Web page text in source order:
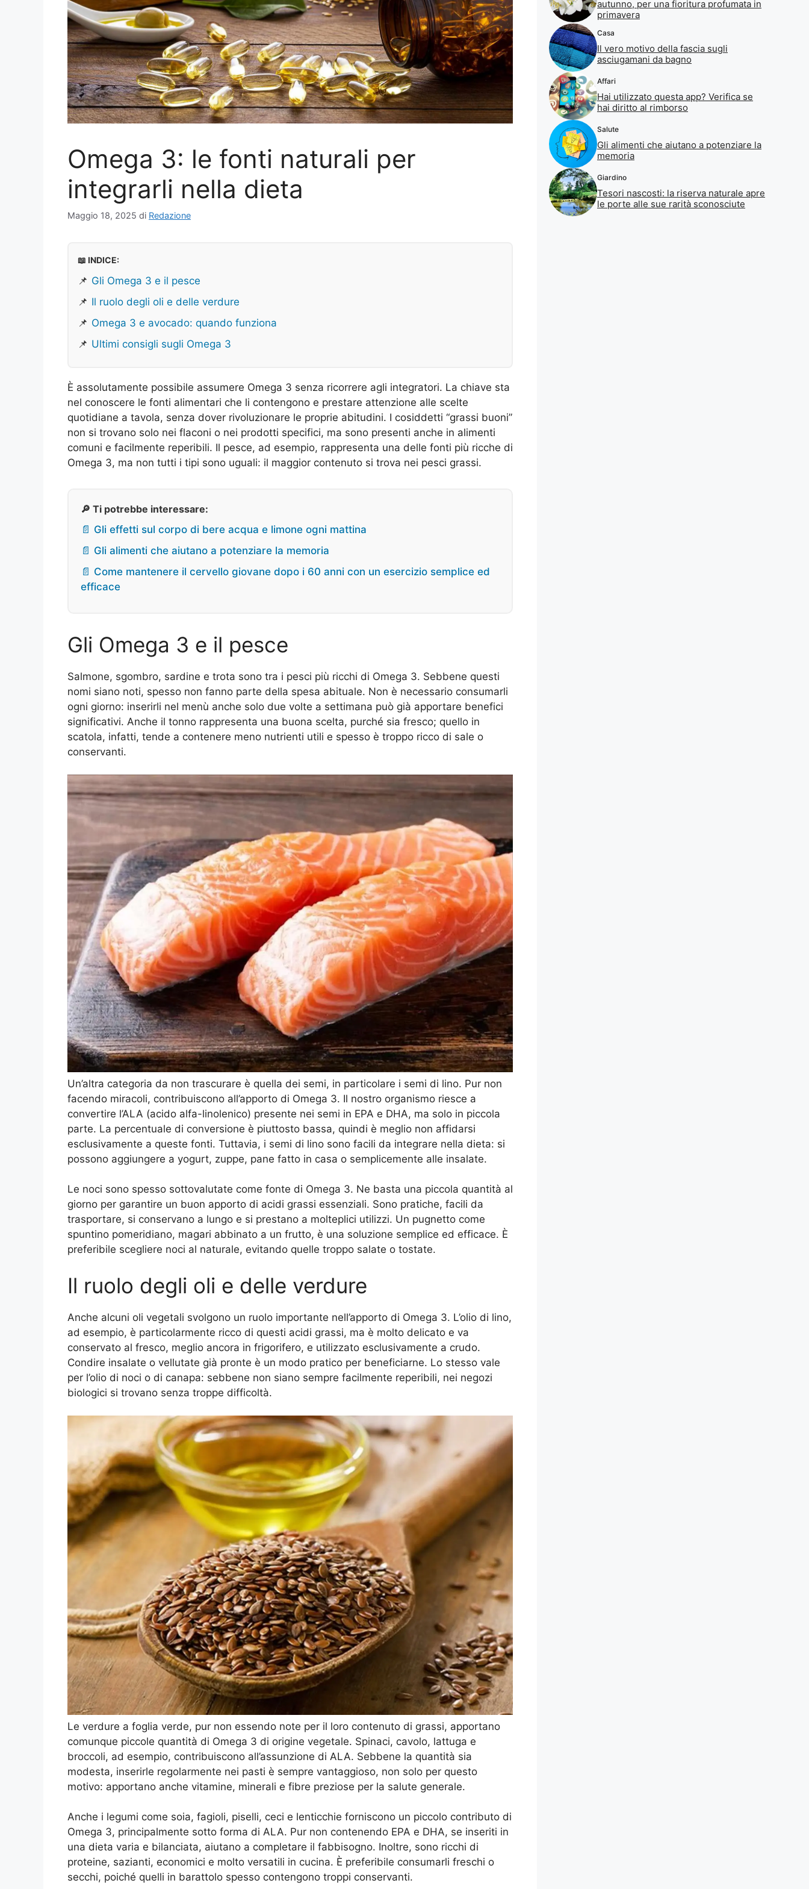
Omega 3: le fonti naturali per
integrarli nella dieta
Maggio 18, 2025 di Redazione
📖 INDICE:
📌 Gli Omega 3 e il pesce
📌 Il ruolo degli oli e delle verdure
📌 Omega 3 e avocado: quando funziona
📌 Ultimi consigli sugli Omega 3
È assolutamente possibile assumere Omega 3 senza ricorrere agli integratori. La chiave sta
nel conoscere le fonti alimentari che li contengono e prestare attenzione alle scelte
quotidiane a tavola, senza dover rivoluzionare le proprie abitudini. I cosiddetti “grassi buoni”
non si trovano solo nei flaconi o nei prodotti specifici, ma sono presenti anche in alimenti
comuni e facilmente reperibili. Il pesce, ad esempio, rappresenta una delle fonti più ricche di
Omega 3, ma non tutti i tipi sono uguali: il maggior contenuto si trova nei pesci grassi.
🔎 Ti potrebbe interessare:
📄 Gli effetti sul corpo di bere acqua e limone ogni mattina
📄 Gli alimenti che aiutano a potenziare la memoria
📄 Come mantenere il cervello giovane dopo i 60 anni con un esercizio semplice ed
efficace
Gli Omega 3 e il pesce
Salmone, sgombro, sardine e trota sono tra i pesci più ricchi di Omega 3. Sebbene questi
nomi siano noti, spesso non fanno parte della spesa abituale. Non è necessario consumarli
ogni giorno: inserirli nel menù anche solo due volte a settimana può già apportare benefici
significativi. Anche il tonno rappresenta una buona scelta, purché sia fresco; quello in
scatola, infatti, tende a contenere meno nutrienti utili e spesso è troppo ricco di sale o
conservanti.
Un’altra categoria da non trascurare è quella dei semi, in particolare i semi di lino. Pur non
facendo miracoli, contribuiscono all’apporto di Omega 3. Il nostro organismo riesce a
convertire l’ALA (acido alfa-linolenico) presente nei semi in EPA e DHA, ma solo in piccola
parte. La percentuale di conversione è piuttosto bassa, quindi è meglio non affidarsi
esclusivamente a queste fonti. Tuttavia, i semi di lino sono facili da integrare nella dieta: si
possono aggiungere a yogurt, zuppe, pane fatto in casa o semplicemente alle insalate.
Le noci sono spesso sottovalutate come fonte di Omega 3. Ne basta una piccola quantità al
giorno per garantire un buon apporto di acidi grassi essenziali. Sono pratiche, facili da
trasportare, si conservano a lungo e si prestano a molteplici utilizzi. Un pugnetto come
spuntino pomeridiano, magari abbinato a un frutto, è una soluzione semplice ed efficace. È
preferibile scegliere noci al naturale, evitando quelle troppo salate o tostate.
Il ruolo degli oli e delle verdure
Anche alcuni oli vegetali svolgono un ruolo importante nell’apporto di Omega 3. L’olio di lino,
ad esempio, è particolarmente ricco di questi acidi grassi, ma è molto delicato e va
conservato al fresco, meglio ancora in frigorifero, e utilizzato esclusivamente a crudo.
Condire insalate o vellutate già pronte è un modo pratico per beneficiarne. Lo stesso vale
per l’olio di noci o di canapa: sebbene non siano sempre facilmente reperibili, nei negozi
biologici si trovano senza troppe difficoltà.
Le verdure a foglia verde, pur non essendo note per il loro contenuto di grassi, apportano
comunque piccole quantità di Omega 3 di origine vegetale. Spinaci, cavolo, lattuga e
broccoli, ad esempio, contribuiscono all’assunzione di ALA. Sebbene la quantità sia
modesta, inserirle regolarmente nei pasti è sempre vantaggioso, non solo per questo
motivo: apportano anche vitamine, minerali e fibre preziose per la salute generale.
Anche i legumi come soia, fagioli, piselli, ceci e lenticchie forniscono un piccolo contributo di
Omega 3, principalmente sotto forma di ALA. Pur non contenendo EPA e DHA, se inseriti in
una dieta varia e bilanciata, aiutano a completare il fabbisogno. Inoltre, sono ricchi di
proteine, sazianti, economici e molto versatili in cucina. È preferibile consumarli freschi o
secchi, poiché quelli in barattolo spesso contengono troppi conservanti.
autunno, per una fioritura profumata in
primavera
Casa
Il vero motivo della fascia sugli
asciugamani da bagno
Affari
Hai utilizzato questa app? Verifica se
hai diritto al rimborso
Salute
Gli alimenti che aiutano a potenziare la
memoria
Giardino
Tesori nascosti: la riserva naturale apre
le porte alle sue rarità sconosciute